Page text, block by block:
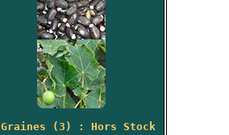
Graines (3) : Hors Stock